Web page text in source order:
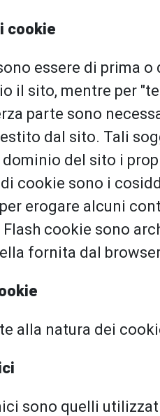
cookie
essere di prima
il sito, mentre per
parte sono
dal sito. Tali
del sito i
cookie sono i
erogare alcuni
Flash cookie sono
fornita dal
alla natura dei
sono quelli